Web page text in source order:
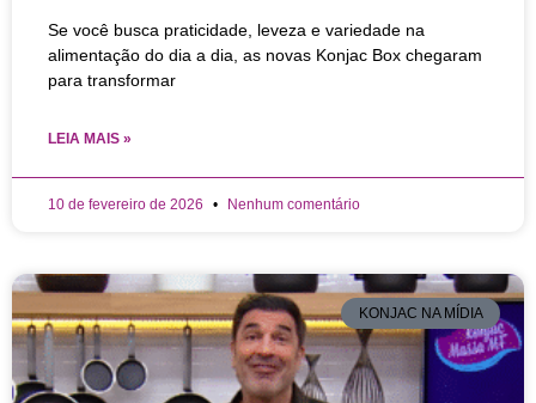
Se você busca praticidade, leveza e variedade na
alimentação do dia a dia, as novas Konjac Box chegaram
para transformar
LEIA MAIS »
10 de fevereiro de 2026 Nenhum comentário
KONJAC NA MÍDIA